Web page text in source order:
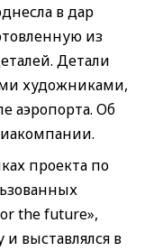
в дар
из
Детали
художниками,
аэропорта. Об
проекта по
the future»,
выставлялся в